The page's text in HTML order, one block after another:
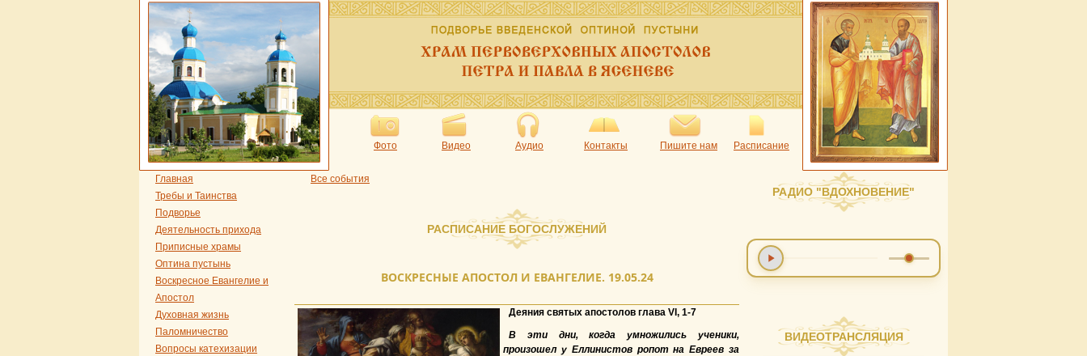
Фото Видео Аудио Контакты Пишите нам Расписание
Главная
Требы и Таинства
Подворье
Деятельность прихода
Приписные храмы
Оптина пустынь
Воскресное Евангелие и
Апостол
Духовная жизнь
Паломничество
Вопросы катехизации
Все события
РАСПИСАНИЕ БОГОСЛУЖЕНИЙ
ВОСКРЕСНЫЕ АПОСТОЛ И ЕВАНГЕЛИЕ. 19.05.24
Деяния святых апостолов глава VI, 1-7
В эти дни, когда умножились ученики,
произошел у Еллинистов ропот на Евреев за
РАДИО "ВДОХНОВЕНИЕ"
ВИДЕОТРАНСЛЯЦИЯ